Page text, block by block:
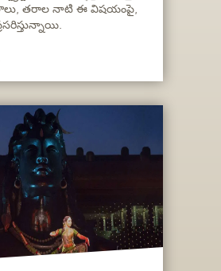
తరాల నాటి ఈ విషయంపై,